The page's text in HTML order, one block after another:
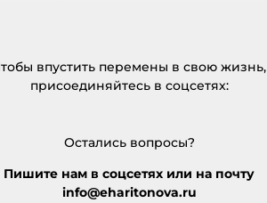
впустить перемены в свою жизнь,
присоединяйтесь в соцсетях:
Остались вопросы?
Пишите нам в соцсетях или на почту
info@eharitonova.ru